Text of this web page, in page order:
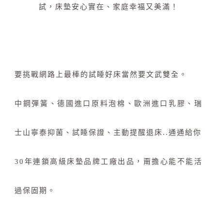
試，床墊安心實在、家庭幸福又美滿！
要挑戰網路上最棒的試睡好床當然要文武雙全。
中鋼彈簧、德國進口原料泡棉、歐洲進口乳膠、瑞
士山寧泰抑菌、試睡保證、主動提醒退床..通通給你
30年連鎖高級床墊品牌工廠出品，甭擔心能不能活
過保固期。